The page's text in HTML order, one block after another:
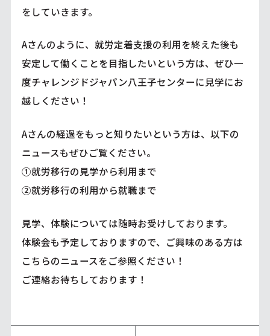
をしていきます。
Aさんのように、就労定着支援の利用を終えた後も
安定して働くことを目指したいという方は、ぜひ一
度チャレンジドジャパン八王子センターに見学にお
越しください！
Aさんの経過をもっと知りたいという方は、以下の
ニュースもぜひご覧ください。
①就労移行の見学から利用まで
②就労移行の利用から就職まで
見学、体験については随時お受けしております。
体験会も予定しておりますので、ご興味のある方は
こちらのニュースをご参照ください！
ご連絡お待ちしております！